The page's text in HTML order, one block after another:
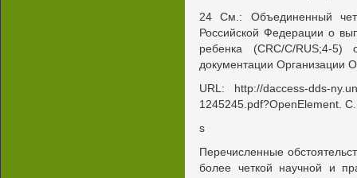
24 См.: Объединенный
Российской Федерации о
ребенка (CRC/C/RUS;4-
документации Организации
URL: http://daccess-dds-
1245245.pdf?OpenElement.
s
Перечисленные
более четкой научной и